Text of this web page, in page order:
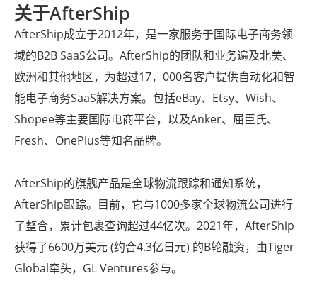
关于AfterShip
AfterShip成立于2012年，是一家服务于国际电子商务领
域的B2B SaaS公司。AfterShip的团队和业务遍及北美、
欧洲和其他地区，为超过17，000名客户提供自动化和智
能电子商务SaaS解决方案。包括eBay、Etsy、Wish、
Shopee等主要国际电商平台，以及Anker、屈臣氏、
Fresh、OnePlus等知名品牌。
AfterShip的旗舰产品是全球物流跟踪和通知系统，
AfterShip跟踪。目前，它与1000多家全球物流公司进行
了整合，累计包裹查询超过44亿次。2021年，AfterShip
获得了6600万美元 (约合4.3亿日元) 的B轮融资，由Tiger
Global牵头，GL Ventures参与。